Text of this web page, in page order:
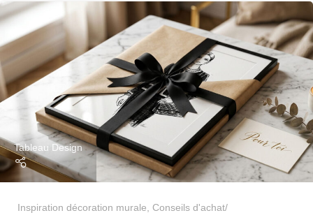
Tableau Design
Inspiration décoration murale, Conseils d'achat